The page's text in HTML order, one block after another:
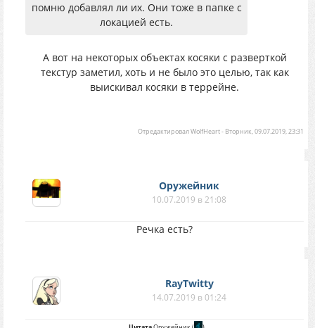
помню добавлял ли их. Они тоже в папке с
локацией есть.
А вот на некоторых объектах косяки с разверткой
текстур заметил, хоть и не было это целью, так как
выискивал косяки в террейне.
ОтредактировалWolfHeart- Вторник, 09.07.2019, 23:31
Оружейник
10.07.2019 в 21:08
Речка есть?
RayTwitty
14.07.2019 в 01:24